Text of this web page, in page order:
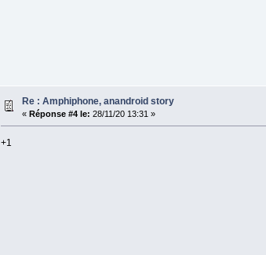
Re : Amphiphone, anandroid story
«Réponse #4 le: 28/11/20 13:31 »
+1